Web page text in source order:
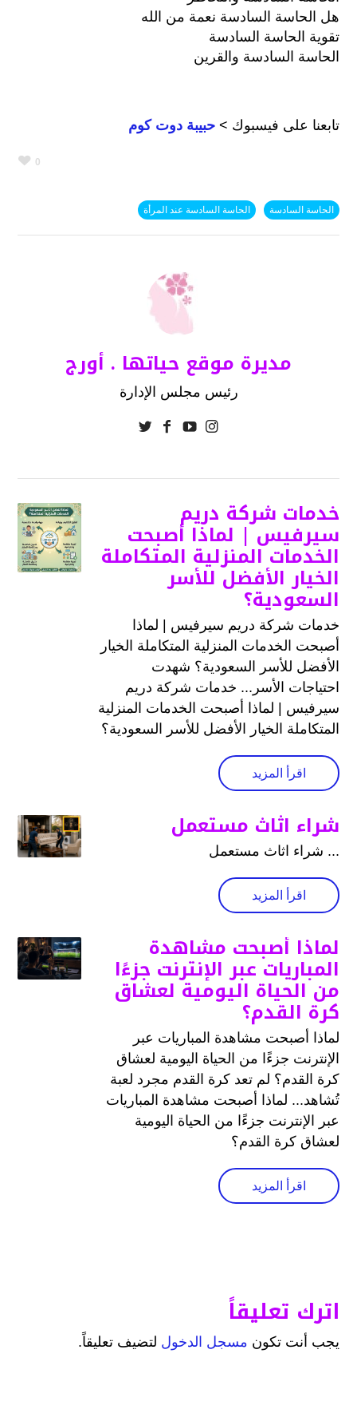
هل الحاسة السادسة نعمة من الله
تقوية الحاسة السادسة
الحاسة السادسة والقرين
تابعنا على فيسبوك > حبيبة دوت كوم
0
الحاسة السادسة الحاسة السادسة عند المرأة
مديرة موقع حياتها . أورج
رئيس مجلس الإدارة
خدمات شركة دريم
سيرفيس | لماذا أصبحت
الخدمات المنزلية المتكاملة
الخيار الأفضل للأسر
السعودية؟
خدمات شركة دريم سيرفيس | لماذا
أصبحت الخدمات المنزلية المتكاملة الخيار
الأفضل للأسر السعودية؟ شهدت
احتياجات الأسر... خدمات شركة دريم
سيرفيس | لماذا أصبحت الخدمات المنزلية
المتكاملة الخيار الأفضل للأسر السعودية؟
اقرأ المزيد
شراء اثاث مستعمل
... شراء اثاث مستعمل
اقرأ المزيد
لماذا أصبحت مشاهدة
المباريات عبر الإنترنت جزءًا
من الحياة اليومية لعشاق
كرة القدم؟
لماذا أصبحت مشاهدة المباريات عبر
الإنترنت جزءًا من الحياة اليومية لعشاق
كرة القدم؟ لم تعد كرة القدم مجرد لعبة
تُشاهد... لماذا أصبحت مشاهدة المباريات
عبر الإنترنت جزءًا من الحياة اليومية
لعشاق كرة القدم؟
اقرأ المزيد
اترك تعليقاً
يجب أنت تكون مسجل الدخول لتضيف تعليقاً.